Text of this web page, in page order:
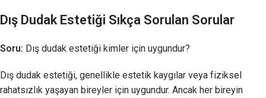
Dış Dudak Estetiği Sıkça Sorulan Sorular
Soru: Dış dudak estetiği kimler için uygundur?
Dış dudak estetiği, genellikle estetik kaygılar veya fiziksel
rahatsızlık yaşayan bireyler için uygundur. Ancak her bireyin